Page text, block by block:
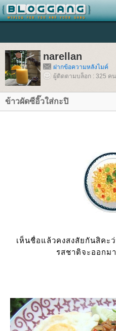
narellan
ฝากข้อความหลังไมค์
ผู้ติดตามบล็อก : 325 คน
ข้าวผัดซีอิ๊วใส่กะปิ
เห็นชื่อแล้วคงสงสัยกันสิค
รสชาติจะออกม